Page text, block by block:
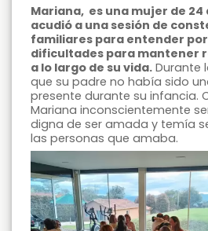
Mariana, es una mujer de 24
acudió a una sesión de
familiares para entender
dificultades para mantener
a lo largo de su vida. Durante
que su padre no había sido
presente durante su infancia.
Mariana inconscientemente
digna de ser amada y temía
las personas que amaba.